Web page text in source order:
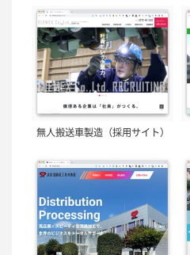
無人搬送車製造（採用サイト）